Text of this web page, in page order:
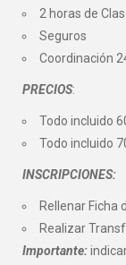
2 horas de
Seguros
Coordinación
PRECIOS:
Todo incluido
Todo incluido
INSCRIPCIONES:
Rellenar Ficha
Realizar
Importante: